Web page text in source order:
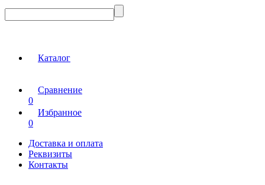
Каталог
Сравнение
0
Избранное
0
Доставка и оплата
Реквизиты
Контакты